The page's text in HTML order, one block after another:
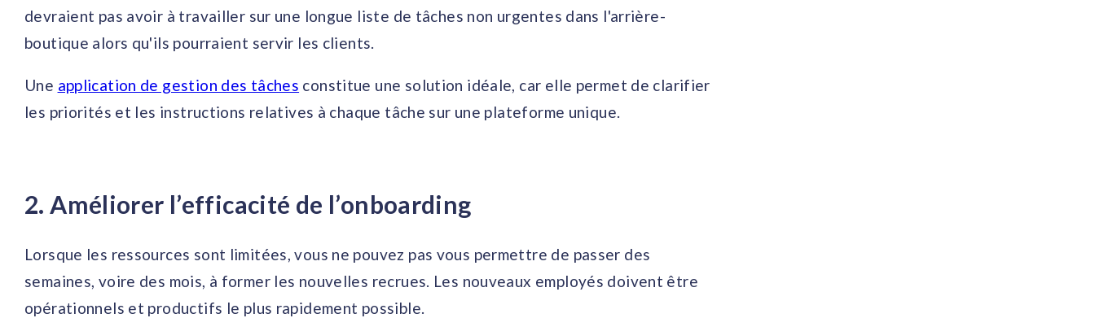
devraient pas avoir à travailler sur une longue liste de tâches non urgentes dans l'arrière-
boutique alors qu'ils pourraient servir les clients.
Une application de gestion des tâches constitue une solution idéale, car elle permet de clarifier
les priorités et les instructions relatives à chaque tâche sur une plateforme unique.
2. Améliorer l’efficacité de l’onboarding
Lorsque les ressources sont limitées, vous ne pouvez pas vous permettre de passer des
semaines, voire des mois, à former les nouvelles recrues. Les nouveaux employés doivent être
opérationnels et productifs le plus rapidement possible.